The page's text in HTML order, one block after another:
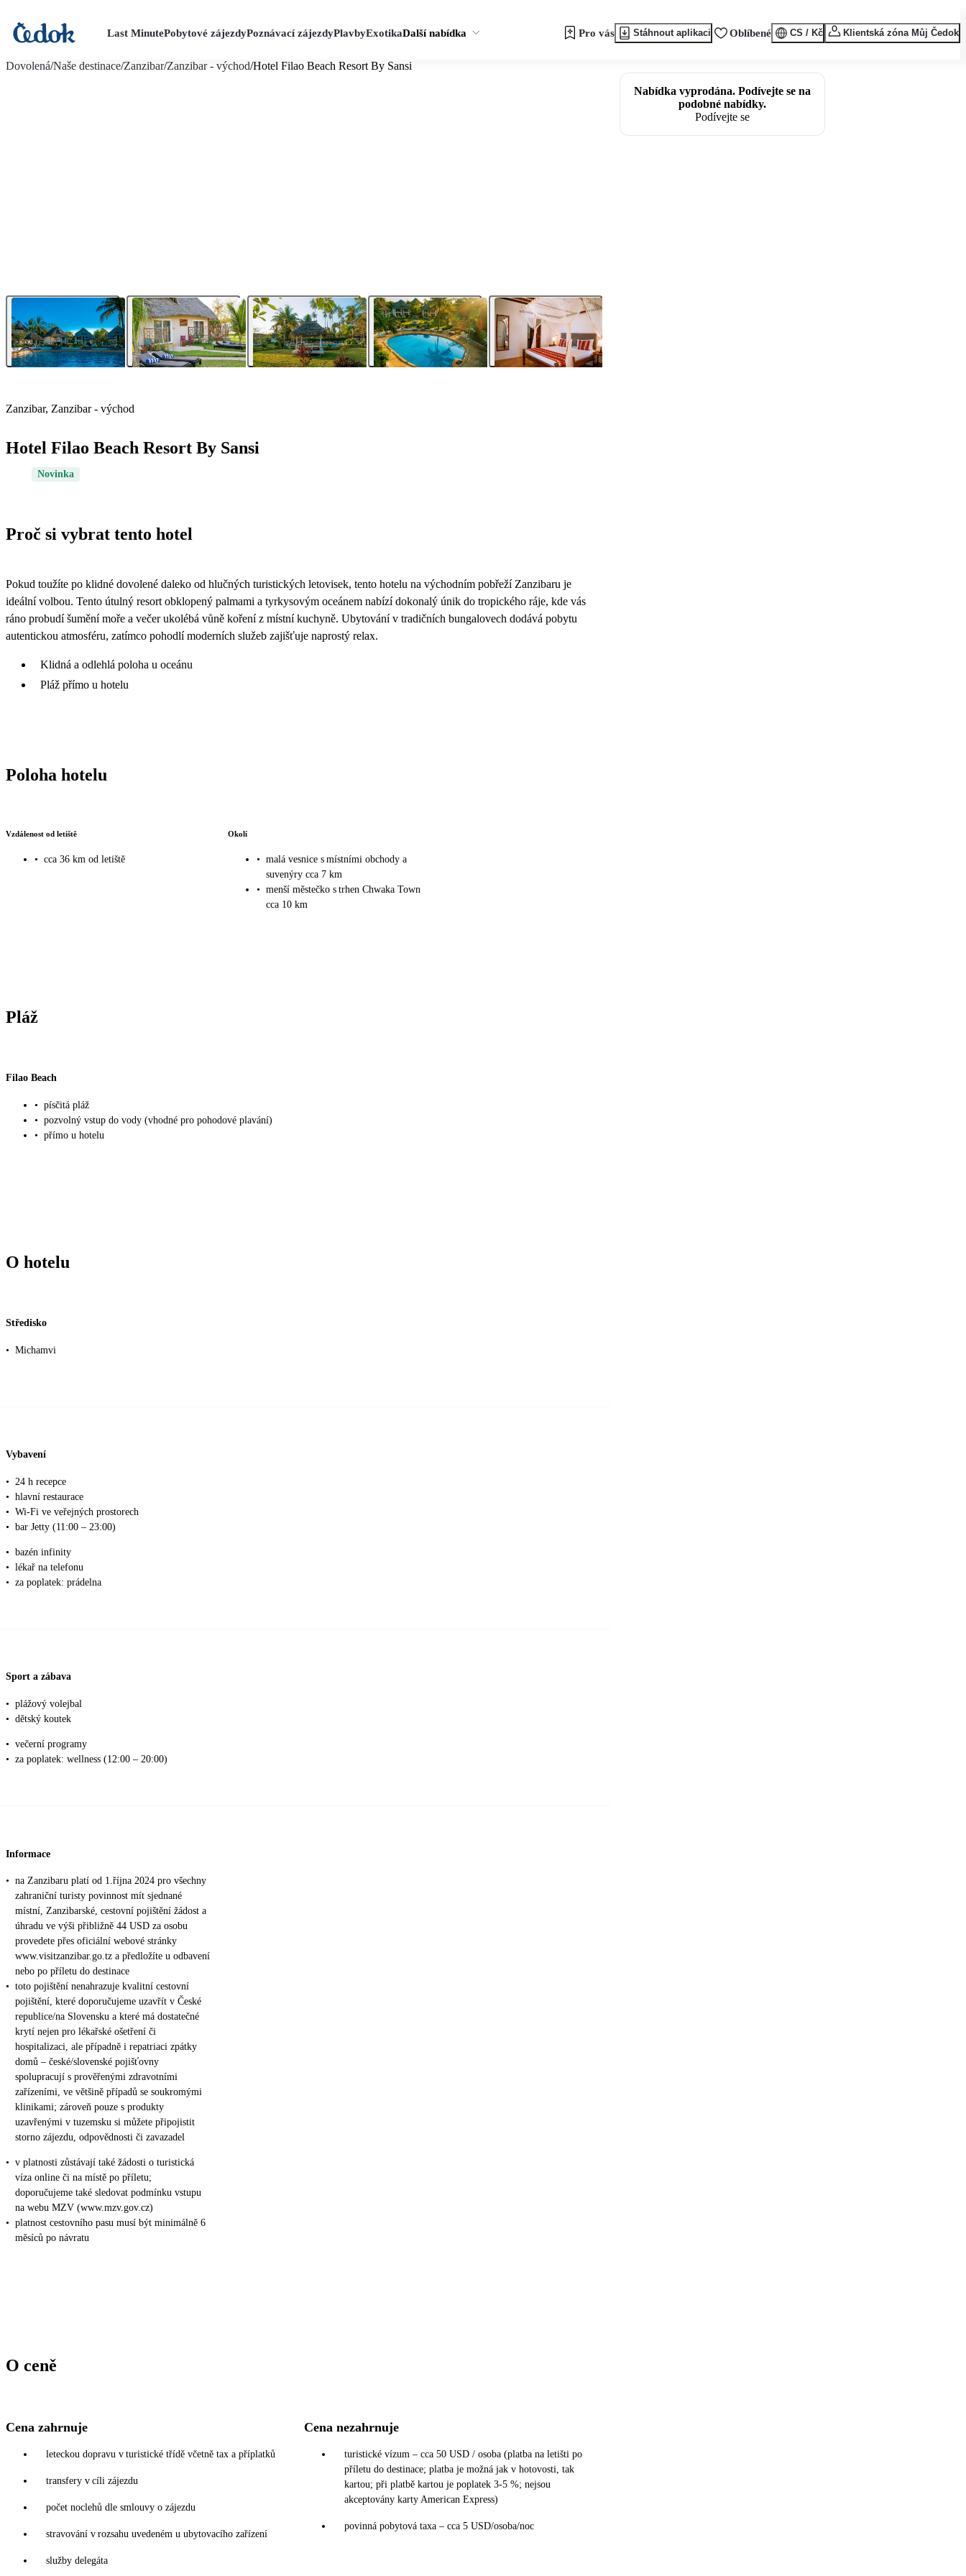
Last MinutePobytové zájezdyPoznávací zájezdyPlavbyExotikaDalší nabídka Pro vás Stáhnout aplikaci Oblíbené CS / Kč Klientská zóna Můj Čedok
Dovolená/Naše destinace/Zanzibar/Zanzibar - východ/Hotel Filao Beach Resort By Sansi
Zanzibar, Zanzibar - východ
Hotel Filao Beach Resort By Sansi
Novinka
Proč si vybrat tento hotel
Pokud toužíte po klidné dovolené daleko od hlučných turistických letovisek, tento hotelu na východním pobřeží Zanzibaru je
ideální volbou. Tento útulný resort obklopený palmami a tyrkysovým oceánem nabízí dokonalý únik do tropického ráje, kde vás
ráno probudí šumění moře a večer ukolébá vůně koření z místní kuchyně. Ubytování v tradičních bungalovech dodává pobytu
autentickou atmosféru, zatímco pohodlí moderních služeb zajišťuje naprostý relax.
Klidná a odlehlá poloha u oceánu
Pláž přímo u hotelu
Poloha hotelu
Vzdálenost od letiště
• cca 36 km od letiště
Okolí
• malá vesnice s místními obchody a
suvenýry cca 7 km
• menší městečko s trhen Chwaka Town
cca 10 km
Pláž
Filao Beach
• písčitá pláž
• pozvolný vstup do vody (vhodné pro pohodové plavání)
• přímo u hotelu
O hotelu
Středisko
• Michamvi
Vybavení
•
24 h recepce
• hlavní restaurace
• Wi-Fi ve veřejných prostorech
• bar Jetty (11:00 – 23:00)
• bazén infinity
• lékař na telefonu
• za poplatek: prádelna
Sport a zábava
• plážový volejbal
• dětský koutek
• večerní programy
• za poplatek: wellness (12:00 – 20:00)
Informace
• na Zanzibaru platí od 1.října 2024 pro všechny
zahraniční turisty povinnost mít sjednané
místní, Zanzibarské, cestovní pojištění žádost a
úhradu ve výši přibližně 44 USD za osobu
provedete přes oficiální webové stránky
www.visitzanzibar.go.tz a předložíte u odbavení
nebo po příletu do destinace
• toto pojištění nenahrazuje kvalitní cestovní
pojištění, které doporučujeme uzavřít v České
republice/na Slovensku a které má dostatečné
krytí nejen pro lékařské ošetření či
hospitalizaci, ale případně i repatriaci zpátky
domů – české/slovenské pojišťovny
spolupracují s prověřenými zdravotními
zařízeními, ve většině případů se soukromými
klinikami; zároveň pouze s produkty
uzavřenými v tuzemsku si můžete připojistit
storno zájezdu, odpovědnosti či zavazadel
• v platnosti zůstávají také žádosti o turistická
víza online či na místě po příletu;
doporučujeme také sledovat podmínku vstupu
na webu MZV (www.mzv.gov.cz)
• platnost cestovního pasu musí být minimálně 6
měsíců po návratu
O ceně
Cena zahrnuje
leteckou dopravu v turistické třídě včetně tax a příplatků
transfery v cíli zájezdu
počet noclehů dle smlouvy o zájezdu
stravování v rozsahu uvedeném u ubytovacího zařízení
služby delegáta
Cena nezahrnuje
turistické vízum – cca 50 USD / osoba (platba na letišti po
příletu do destinace; platba je možná jak v hotovosti, tak
kartou; při platbě kartou je poplatek 3-5 %; nejsou
akceptovány karty American Express)
povinná pobytová taxa – cca 5 USD/osoba/noc
Nabídka vyprodána. Podívejte se na
podobné nabídky.
Podívejte se